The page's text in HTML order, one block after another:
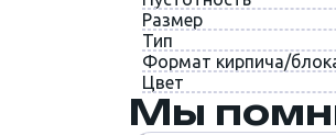
Размер
Тип
Формат кирпича/
Цвет
Мы